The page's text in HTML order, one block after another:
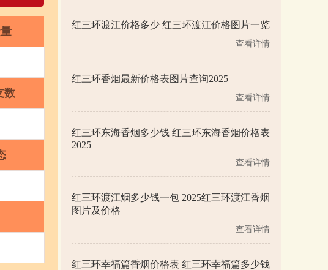
数
红三环渡江价格多少 红三环渡江价格图片一览
查看详情
红三环香烟最新价格表图片查询2025
查看详情
红三环东海香烟多少钱 红三环东海香烟价格表
2025
查看详情
红三环渡江烟多少钱一包 2025红三环渡江香烟
图片及价格
查看详情
红三环幸福篇香烟价格表 红三环幸福篇多少钱